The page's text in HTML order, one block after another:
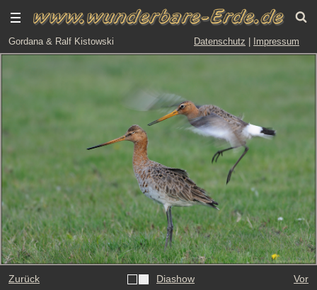
Gordana & Ralf Kistowski Datenschutz Impressum
Zurück Diashow Vor